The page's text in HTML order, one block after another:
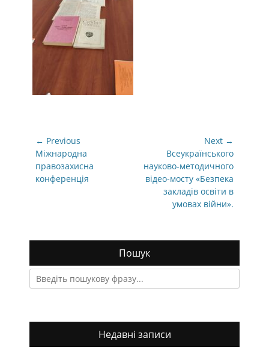
Навігація
записів
← Previous
Previous
post:
Міжнародна
правозахисна
конференція
Next →
post:
Всеукраїнського
науково-методичного
відео-мосту «Безпека
закладів освіти в
умовах війни».
Пошук
Search
for:
Недавні записи